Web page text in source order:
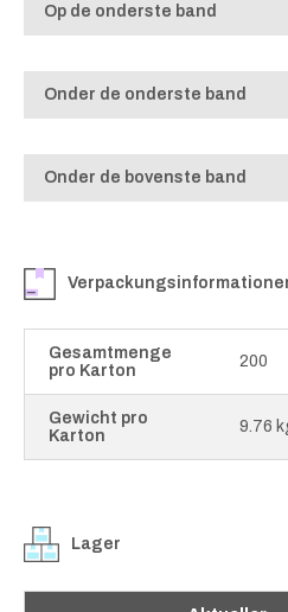
Op de onderste band
Onder de onderste band
Onder de bovenste band
Gesamtmenge
pro Karton
200
Gewicht pro
Karton
9.76
Lager